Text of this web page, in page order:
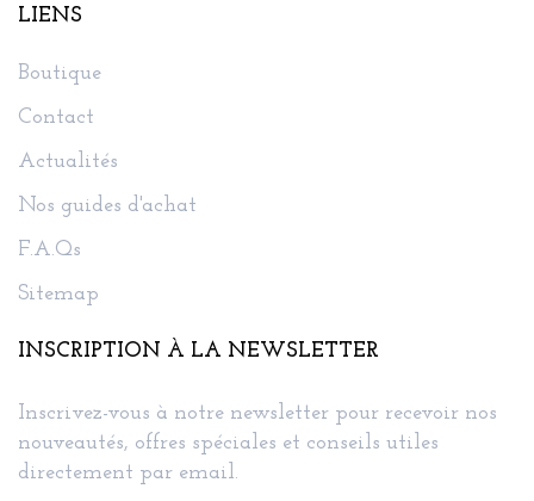
LIENS
Boutique
Contact
Actualités
Nos guides d'achat
F.A.Qs
Sitemap
INSCRIPTION À LA NEWSLETTER
Inscrivez-vous à notre newsletter pour recevoir nos
nouveautés, offres spéciales et conseils utiles
directement par email.